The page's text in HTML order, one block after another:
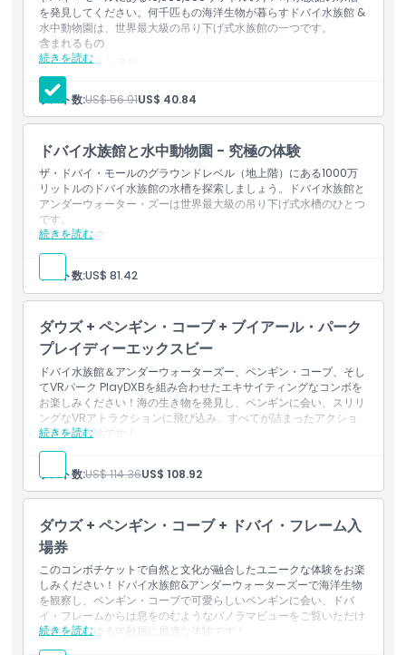
含まれるもの
子供／大人ポリシー
場所
キャンセルポリシー
を発見してください。何千匹もの海洋生物が暮らすドバイ水族館 &
水中動物園は、世界最大級の吊り下げ式水族館の一つです。
続きを読む
含まれるもの
水族館トンネル
水中動物園
水中 展望台
ペンギンコーブ
ゲスト数:US$ 56.91US$ 40.84
ドバイ水族館と水中動物園 - 究極の体験
ザ・ドバイ・モールのグラウンドレベル（地上階）にある1000万
リットルのドバイ水族館の水槽を探索しましょう。ドバイ水族館と
アンダーウォーター・ズーは世界最大級の吊り下げ式水槽のひとつ
です。
続きを読む
含まれるもの
アンダーウォーター・ズーのアクアリウムトンネル
ペンギンコーブと幼鳥飼育エリア
ガラス底ボート乗船
魚の給餌体験（実施は状況により異なります）
ドバイ水族館公式ストアで使用できるAED 20のバウチャー（1
枚）
ゲスト数:US$ 81.42
ダウズ + ペンギン・コーブ + ブイアール・パーク
プレイディーエックスビー
ドバイ水族館＆アンダーウォーターズー、ペンギン・コーブ、そし
てVRパーク PlayDXBを組み合わせたエキサイティングなコンボを
お楽しみください！海の生き物を発見し、ペンギンに会い、スリリ
ングなVRアトラクションに飛び込み、すべてが詰まったアクショ
ン満載の体験です！
続きを読む
含まれるもの
ドバイモール水族館を探索：トンネル、アンダーウォーターズ
ー、展望エリア、そしてペンギン・コーブ。
VRパーク ドバイの「Pay & Play」パス。ライドやゲームに使
ゲスト数:US$ 114.36US$ 108.92
ダウズ + ペンギン・コーブ + ドバイ・フレーム入
場券
このコンボチケットで自然と文化が融合したユニークな体験をお楽
しみください！ドバイ水族館&アンダーウォーターズーで海洋生物
を観察し、ペンギン・コーブで可愛らしいペンギンに会い、ドバ
イ・フレームからは息をのむようなパノラマビューをご覧いただけ
ます。あらゆる年齢層に最適な体験です！
続きを読む
含まれる内容